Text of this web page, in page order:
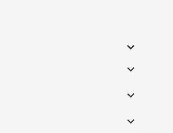


